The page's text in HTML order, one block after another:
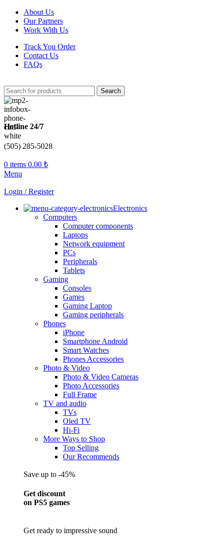
About Us
Our Partners
Work With Us
Track You Order
Contact Us
FAQs
Search
Hotline 24/7
(505) 285-5028
0 items 0.00 ₺
Menu
Login / Register
Electronics
Computers
Computer components
Laptops
Network equipment
PCs
Peripherals
Tablets
Gaming
Consoles
Games
Gaming Laptop
Gaming peripherals
Phones
iPhone
Smartphone Android
Smart Watches
Phones Accessories
Photo & Video
Photo & Video Cameras
Photo Accessories
Full Frame
TV and audio
TVs
Oled TV
Hi-Fi
More Ways to Shop
Top Selling
Our Recommends
Save up to -45%
Get discount
on PS5 games
Get ready to impressive sound